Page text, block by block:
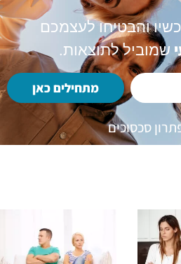
והבטיחו לעצמכם
שמוביל לתוצאות.
מתחילים כאן
סכסוכים